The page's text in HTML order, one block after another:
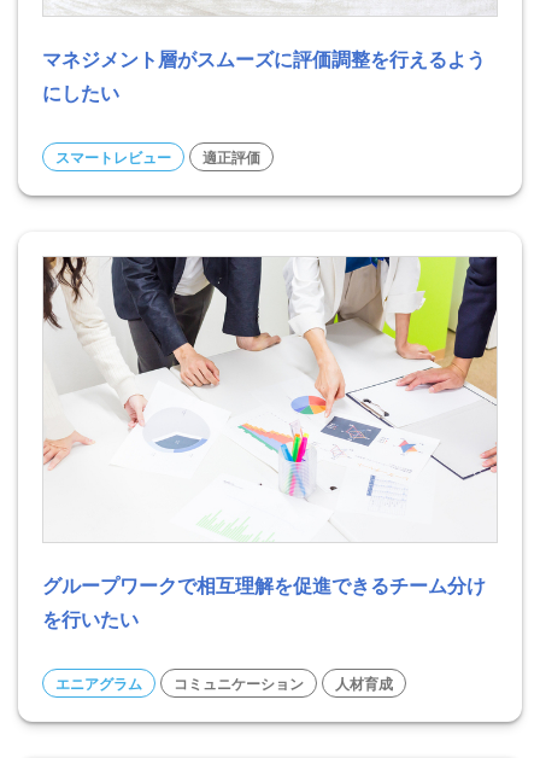
マネジメント層がスムーズに評価調整を行えるよう
にしたい
スマートレビュー 適正評価
グループワークで相互理解を促進できるチーム分け
を行いたい
エニアグラム コミュニケーション 人材育成